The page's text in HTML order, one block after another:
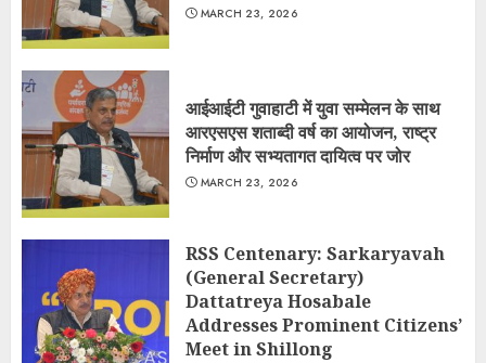
MARCH 23, 2026
आईआईटी गुवाहाटी में युवा सम्मेलन के साथ
आरएसएस शताब्दी वर्ष का आयोजन, राष्ट्र
निर्माण और सभ्यतागत दायित्व पर जोर
MARCH 23, 2026
RSS Centenary: Sarkaryavah
(General Secretary)
Dattatreya Hosabale
Addresses Prominent Citizens’
Meet in Shillong